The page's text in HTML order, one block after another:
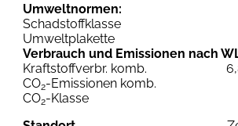
Umweltnormen:
Schadstoffklasse
Umweltplakette
Verbrauch und Emissionen nach
Kraftstoffverbr. komb.
CO2-Emissionen komb.
CO2-Klasse